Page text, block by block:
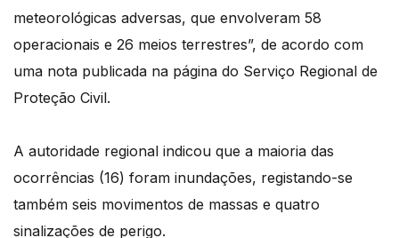
meteorológicas adversas, que envolveram 58
operacionais e 26 meios terrestres”, de acordo com
uma nota publicada na página do Serviço Regional de
Proteção Civil.
A autoridade regional indicou que a maioria das
ocorrências (16) foram inundações, registando-se
também seis movimentos de massas e quatro
sinalizações de perigo.